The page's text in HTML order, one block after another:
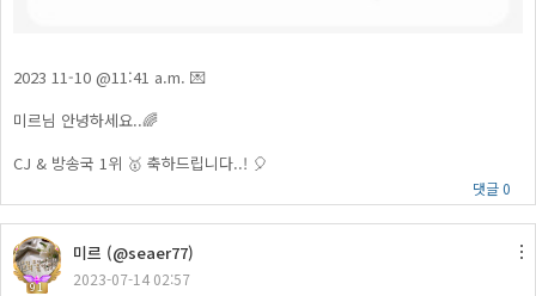
2023 11-10 @11:41 a.m. 💌
미르님 안녕하세요..🌈
CJ & 방송국 1위 🥇 축하드립니다..! 🎈
댓글 0
91
미르 (@seaer77)
2023-07-14 02:57